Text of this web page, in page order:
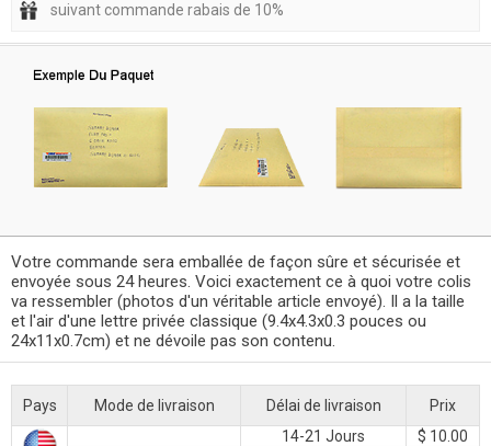
suivant commande rabais de 10%
Votre commande sera emballée de façon sûre et sécurisée et
envoyée sous 24 heures. Voici exactement ce à quoi votre colis
va ressembler (photos d'un véritable article envoyé). Il a la taille
et l'air d'une lettre privée classique (9.4x4.3x0.3 pouces ou
24x11x0.7cm) et ne dévoile pas son contenu.
Pays Mode de livraison Délai de livraison
Prix
14-21 Jours
$ 10.00